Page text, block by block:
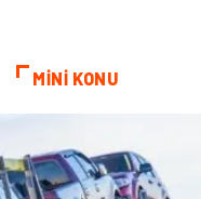
MİNİ KONU